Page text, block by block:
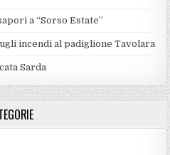
a “Sorso Estate”
incendi al padiglione Tavolara
Sarda